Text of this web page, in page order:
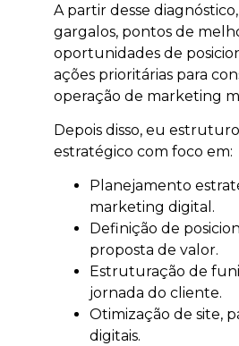
A partir desse
gargalos, pontos de
oportunidades de
ações prioritárias para
operação de marketing
Depois disso, eu
estratégico com foco em:
Planejamento
marketing digital.
Definição de
proposta de valor.
Estruturação de
jornada do cliente.
Otimização de site,
digitais.